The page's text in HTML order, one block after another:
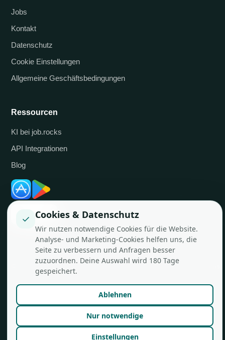
Jobs
Kontakt
Datenschutz
Cookie Einstellungen
Allgemeine Geschäftsbedingungen
Ressourcen
KI bei job.rocks
API Integrationen
Blog
Made in Zürich für flexible Teams.
✓ Cookies & Datenschutz
Wir nutzen notwendige Cookies für die Website.
Analyse- und Marketing-Cookies helfen uns, die
Seite zu verbessern und Anfragen besser
zuzuordnen. Deine Auswahl wird 180 Tage
gespeichert.
Ablehnen
Nur notwendige
Einstellungen